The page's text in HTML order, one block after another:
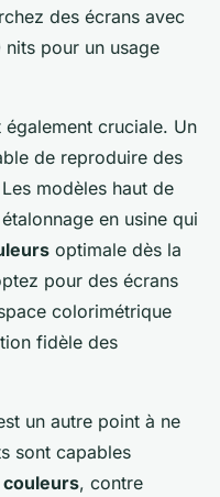
des écrans avec
nits pour un usage
également cruciale. Un
de reproduire des
modèles haut de
en usine qui
optimale dès la
pour des écrans
colorimétrique
fidèle des
un autre point à ne
sont capables
couleurs, contre